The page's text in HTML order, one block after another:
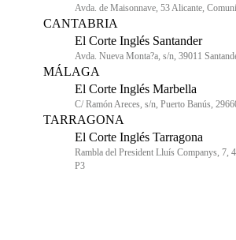
Avda. de Maisonnave, 53 Alicante,
CANTABRIA
El Corte Inglés Santander
Avda. Nueva Monta?a, s/n, 39011
MÁLAGA
El Corte Inglés Marbella
C/ Ramón Areces, s/n, Puerto Banús,
TARRAGONA
El Corte Inglés Tarragona
Rambla del President Lluís Companys, 7,
P3